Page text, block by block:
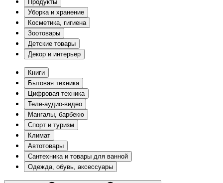
Продукты
Уборка и хранение
Косметика, гигиена
Зоотовары
Детские товары
Декор и интерьер
Книги
Бытовая техника
Цифровая техника
Теле-аудио-видео
Мангалы, барбекю
Спорт и туризм
Климат
Автотовары
Сантехника и товары для ванной
Одежда, обувь, аксессуары